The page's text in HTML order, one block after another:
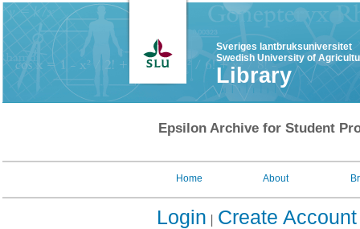
Sveriges lantbruksuniversitet
Swedish University of
Library
Epsilon Archive for Student
Home About
Login Create Account